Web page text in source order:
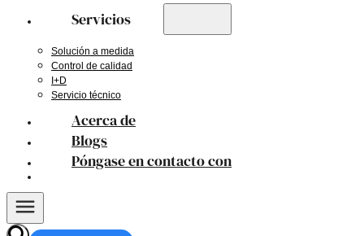
Servicios
Solución a medida
Control de calidad
I+D
Servicio técnico
Acerca de
Blogs
Póngase en contacto con